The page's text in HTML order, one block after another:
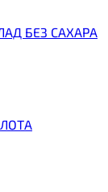
БЕЗ САХАРА